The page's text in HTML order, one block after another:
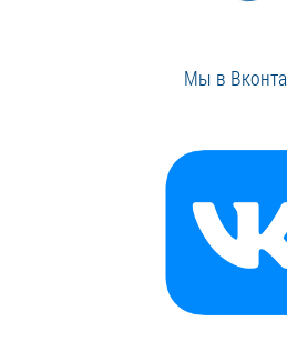
Мы в